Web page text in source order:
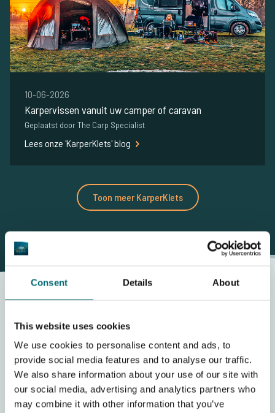
Consent Details About
This website uses cookies
We use cookies to personalise content and ads, to
provide social media features and to analyse our traffic.
We also share information about your use of our site with
our social media, advertising and analytics partners who
may combine it with other information that you’ve
10-06-2026
Karpervissen vanuit uw camper of caravan
Geplaatst door The Carp Specialist
Lees onze 'KarperKlets' blog
Toon meer KarperKlets
Prijzenoverzicht
Op Willow Lake is het mogelijk om een gehele week te
reserveren. Onderstaand vindt u de tarieven.